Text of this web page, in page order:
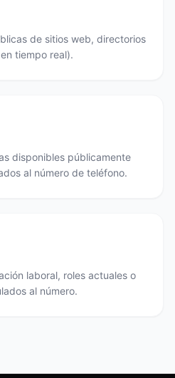
de sitios web, directorios
tiempo real).
disponibles públicamente
al número de teléfono.
laboral, roles actuales o
al número.